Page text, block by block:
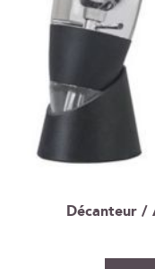
Décanteur /